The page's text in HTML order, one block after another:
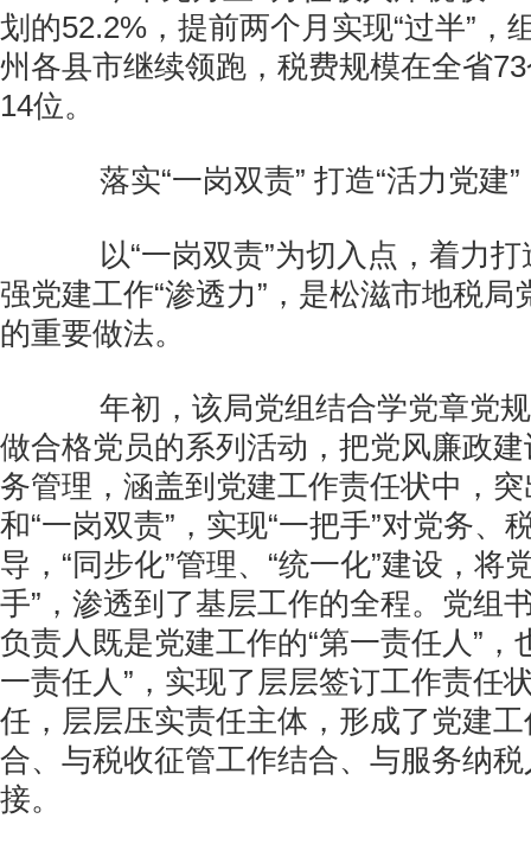
划的52.2%，提前两个月实现“过半”，
州各县市继续领跑，税费规模在全省
14位。
落实“一岗双责” 打造“活力党建”
以“一岗双责”为切入点，着力打
强党建工作“渗透力”，是松滋市地税局
的重要做法。
年初，该局党组结合学党章党规
做合格党员的系列活动，把党风廉政
务管理，涵盖到党建工作责任状中，
和“一岗双责”，实现“一把手”对党务、
导，“同步化”管理、“统一化”建设，将
手”，渗透到了基层工作的全程。党组
负责人既是党建工作的“第一责任人”，
一责任人”，实现了层层签订工作责任
任，层层压实责任主体，形成了党建
合、与税收征管工作结合、与服务纳
接。